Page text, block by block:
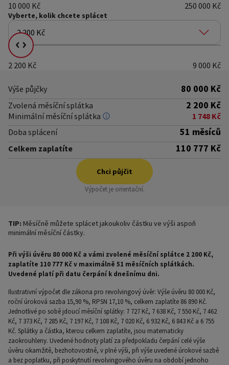
10 000 Kč
250 000 Kč
Vyberte, kolik chcete splácet
2 200 Kč
Vyberte kolik chcete splácet
2 200 Kč
9 000 Kč
Výše půjčky 80 000 Kč
Zvolená měsíční splátka 2 200 Kč
Minimální měsíční splátka
1 748 Kč
Doba splácení
51 měsíců
Celkem zaplatíte 110 777 Kč
Chci půjčit
Výpočet je orientační.
TIP: Měsíčně můžete splácet jakoukoliv částku ve výši aspoň
minimální měsíční částky.
Při výši úvěru 80 000 Kč a vámi zvolené měsíční splátce 2 200 Kč,
zaplatíte 110 777 Kč v maximálně 51 měsíčních splátkách.
Uvedené platí při datu čerpání k dnešnímu dni.
Ilustrativní výpočet dle zákona pro revolvingový úvěr: Výše úvěru 80 000 Kč,
roční úroková sazba 15,90 %, RPSN 17,10 %, celkem zaplatíte 86 890 Kč.
Jednotlivé po sobě jdoucí měsíční splátky: 7 727 Kč, 7 638 Kč, 7 550 Kč, 7 462
Kč, 7 373 Kč, 7 285 Kč, 7 197 Kč, 7 108 Kč, 7 020 Kč, 6 932 Kč, 6 843 Kč a 6 755
Kč. Splátky a částka, kterou celkem zaplatíte, jsou matematicky
zaokrouhleny. Uvedené hodnoty platí za předpokladu čerpání celé výše
úvěru okamžitě, bezhotovostně, v plné výši, při výše uvedené úrokové sazbě
a bez poplatku, při poskytnutí revolvingového úvěru na období jednoho